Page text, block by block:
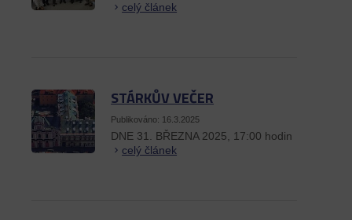
celý článek
STÁRKŮV VEČER
Publikováno: 16.3.2025
DNE 31. BŘEZNA 2025, 17:00 hodin
celý článek